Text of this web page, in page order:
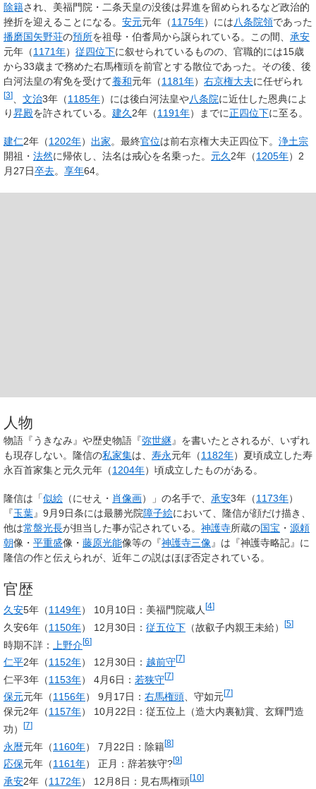
除籍され、美福門院・二条天皇の没後は昇進を留められるなど政治的
挫折を迎えることになる。 安元元年（1175年）には八条院領であった
播磨国矢野荘の預所を祖母・伯耆局から譲られている。この間、 承安
元年（1171年） 従四位下に叙せられているものの、官職的には15歳
から33歳まで務めた右馬権頭を前官とする散位であった。その後、後
白河法皇の宥免を受けて養和元年（1181年） 右京権大夫に任ぜられ
[3] 文治3年（1185年）には後白河法皇や八条院に近仕した恩典によ
り昇殿を許されている。 建久2年（1191年）までに正四位下に至る。
建仁2年（1202年） 出家。最終官位は前右京権大夫正四位下。 浄土宗
開祖・ 法然に帰依し、法名は戒心を名乗った。 元久 2年（1205年）2
月27日卒去。 享年64。
人物
物語『うきなみ』や歴史物語『弥世継』を書いたとされるが、いずれ
も現存しない。隆信の私家集は、 寿永元年（1182年）夏頃成立した寿
永百首家集と元久元年（1204年）頃成立したものがある。
隆信は「似絵 （にせえ・ 肖像画）」の名手で、 承安3年（1173年）
『玉葉』9月9日条には最勝光院障子絵において、隆信が顔だけ描き、
他は常盤光長が担当した事が記されている。 神護寺所蔵の国宝 ・ 源頼
朝像・ 平重盛像・ 藤原光能像等の『神護寺三像 』は『神護寺略記』に
隆信の作と伝えられが、近年この説はほぼ否定されている。
官歴
久安5年（1149年） 10月10日：美福門院蔵人 [4]
久安6年（1150年） 12月30日： 従五位下 （故叡子内親王未給） [5]
時期不詳： 上野介[6]
仁平2年（1152年） 12月30日： 越前守[7]
仁平3年（1153年） 4月6日： 若狭守[7]
保元元年（1156年） 9月17日： 右馬権頭 、守如元[7]
保元2年（1157年） 10月22日：従五位上（造大内裏勧賞、玄輝門造
功）
[7]
永暦元年（1160年） 7月22日：除籍[8]
応保元年（1161年） 正月：辞若狭守?[9]
承安2年（1172年） 12月8日：見右馬権頭[10]